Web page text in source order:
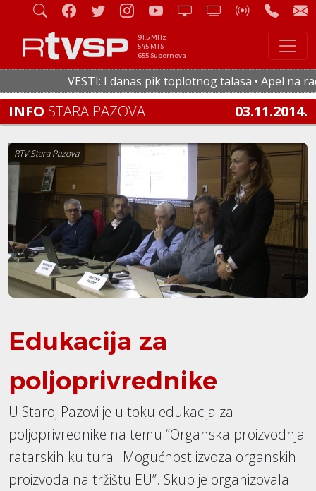
91.5 MHz
545 MTS
655 Supernova
VESTI: I danas pik toplotnog talasa • Apel na
INFO STARA PAZOVA 03.11.2014.
RTV Stara Pazova
Edukacija za
poljoprivrednike
U Staroj Pazovi je u toku edukacija za
poljoprivrednike na temu “Organska proizvodnja
ratarskih kultura i Mogućnost izvoza organskih
proizvoda na tržištu EU”. Skup je organizovala